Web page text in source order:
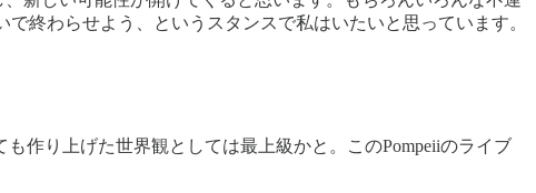
終わらせよう、というスタンスで私はいたいと思っています。
作り上げた世界観としては最上級かと。このPompeiiのライブ